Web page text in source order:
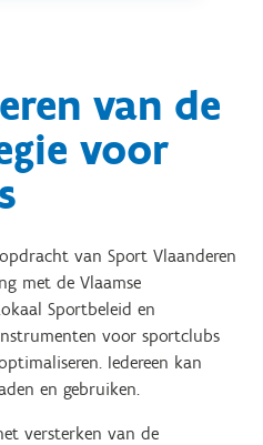
van de
voor
van Sport Vlaanderen
met de Vlaamse
Sportbeleid en
voor sportclubs
Iedereen kan
en gebruiken.
versterken van de